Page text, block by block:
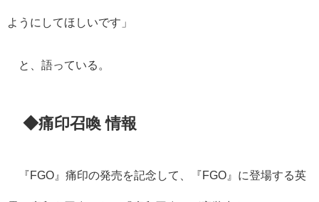
ようにしてほしいです」
と、語っている。
◆痛印召喚 情報
『FGO』痛印の発売を記念して、『FGO』に登場する英